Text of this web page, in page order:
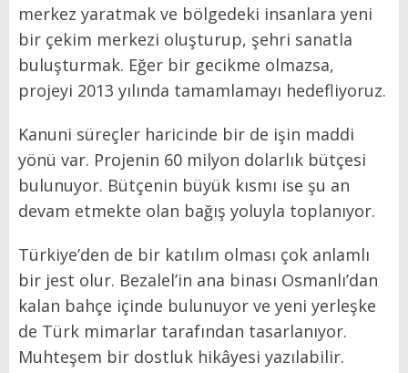
merkez yaratmak ve bölgedeki insanlara yeni
bir çekim merkezi oluşturup, şehri sanatla
buluşturmak. Eğer bir gecikme olmazsa,
projeyi 2013 yılında tamamlamayı hedefliyoruz.
Kanuni süreçler haricinde bir de işin maddi
yönü var. Projenin 60 milyon dolarlık bütçesi
bulunuyor. Bütçenin büyük kısmı ise şu an
devam etmekte olan bağış yoluyla toplanıyor.
Türkiye’den de bir katılım olması çok anlamlı
bir jest olur. Bezalel’in ana binası Osmanlı’dan
kalan bahçe içinde bulunuyor ve yeni yerleşke
de Türk mimarlar tarafından tasarlanıyor.
Muhteşem bir dostluk hikâyesi yazılabilir.